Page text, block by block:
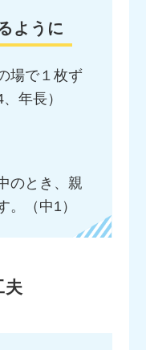
ように
場で１枚ず
年長）
のとき、親
。（中1）
夫